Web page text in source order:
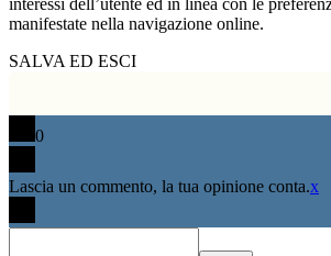
interessi dell’utente ed in linea con le
manifestate nella navigazione online.
SALVA ED ESCI
0
Lascia un commento, la tua opinione conta.x